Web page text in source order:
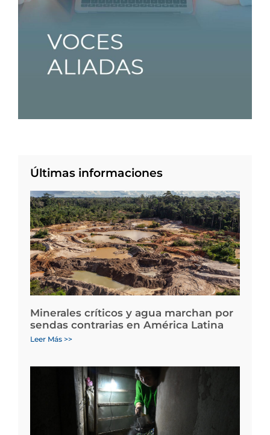
Últimas informaciones
Minerales críticos y agua marchan por
sendas contrarias en América Latina
Leer Más >>